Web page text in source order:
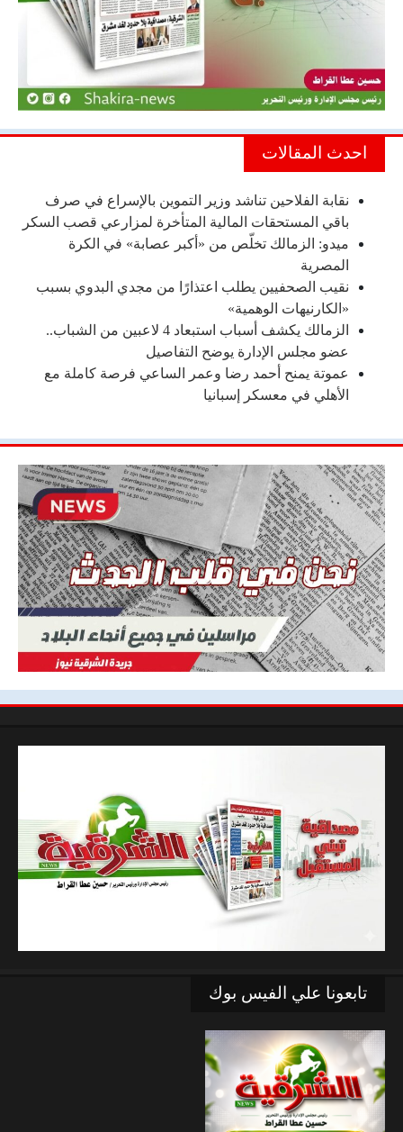
احدث المقالات
نقابة الفلاحين تناشد وزير التموين بالإسراع في صرف
باقي المستحقات المالية المتأخرة لمزارعي قصب السكر
ميدو: الزمالك تخلّص من «أكبر عصابة» في الكرة
المصرية
نقيب الصحفيين يطلب اعتذارًا من مجدي البدوي بسبب
«الكارنيهات الوهمية»
الزمالك يكشف أسباب استبعاد 4 لاعبين من الشباب..
عضو مجلس الإدارة يوضح التفاصيل
عموتة يمنح أحمد رضا وعمر الساعي فرصة كاملة مع
الأهلي في معسكر إسبانيا
تابعونا علي الفيس بوك